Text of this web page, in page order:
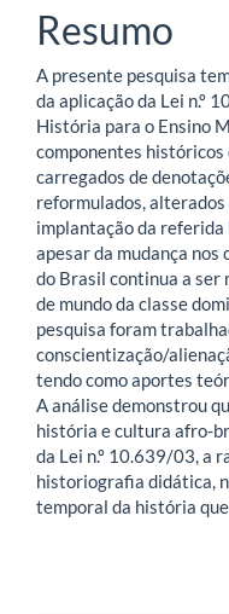
artigo
principal
Resumo
A presente pesquisa
da aplicação da Lei n.º
História para o Ensino
componentes
carregados de
reformulados, alterados
implantação da referida
apesar da mudança
do Brasil continua a ser
de mundo da classe
pesquisa foram
conscientização/
tendo como aportes
A análise demonstrou
história e cultura afro-
da Lei n.º 10.639/03, a
historiografia didática,
temporal da história